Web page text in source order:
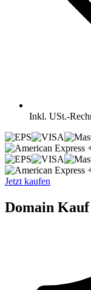
Inkl. USt.-
Jetzt kaufen
Domain